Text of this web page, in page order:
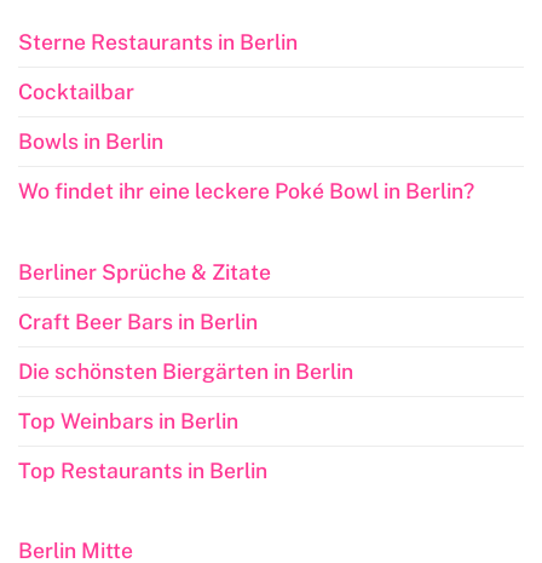
Sterne Restaurants in Berlin
Cocktailbar
Bowls in Berlin
Wo findet ihr eine leckere Poké Bowl in Berlin?
Berliner Sprüche & Zitate
Craft Beer Bars in Berlin
Die schönsten Biergärten in Berlin
Top Weinbars in Berlin
Top Restaurants in Berlin
Berlin Mitte